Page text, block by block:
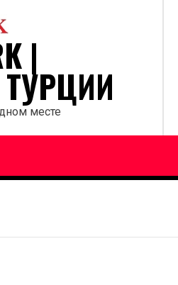
|
месте